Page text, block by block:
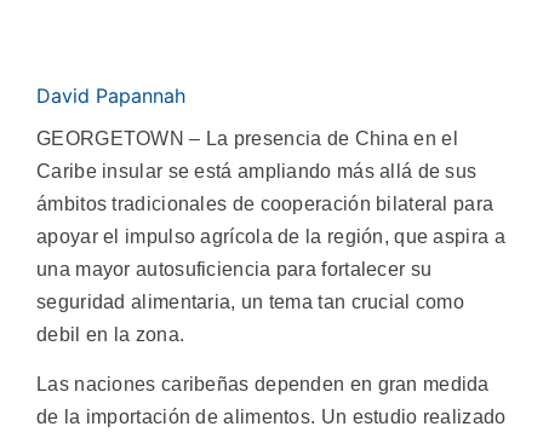
David Papannah
GEORGETOWN – La presencia de China en el
Caribe insular se está ampliando más allá de sus
ámbitos tradicionales de cooperación bilateral para
apoyar el impulso agrícola de la región, que aspira a
una mayor autosuficiencia para fortalecer su
seguridad alimentaria, un tema tan crucial como
debil en la zona.
Las naciones caribeñas dependen en gran medida
de la importación de alimentos. Un estudio realizado